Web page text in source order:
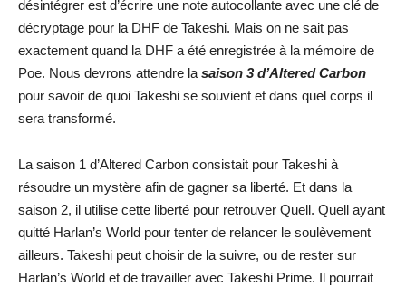
désintégrer est d’écrire une note autocollante avec une clé de
décryptage pour la DHF de Takeshi. Mais on ne sait pas
exactement quand la DHF a été enregistrée à la mémoire de
Poe. Nous devrons attendre la saison 3 d’Altered Carbon
pour savoir de quoi Takeshi se souvient et dans quel corps il
sera transformé.
La saison 1 d’Altered Carbon consistait pour Takeshi à
résoudre un mystère afin de gagner sa liberté. Et dans la
saison 2, il utilise cette liberté pour retrouver Quell. Quell ayant
quitté Harlan’s World pour tenter de relancer le soulèvement
ailleurs. Takeshi peut choisir de la suivre, ou de rester sur
Harlan’s World et de travailler avec Takeshi Prime. Il pourrait